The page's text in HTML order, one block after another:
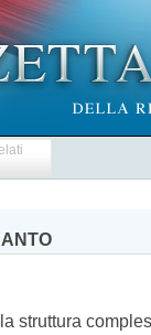
struttura